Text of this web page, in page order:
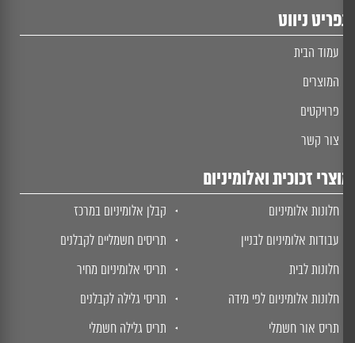
ניווט
עמוד הבית
המוצרים
פרויקטים
צור קשר
זכוכית ואלומיניום
חלונות אלומיניום
עבודות אלומיניום לבניין
חלונות לבית
חלונות אלומיניום לפי מידה
תריס אור חשמלי
קבלן אלומיניום במרכז
תריסים חשמליים לקבלנים
תריסי אלומיניום מחיר
תריסי גלילה לקבלנים
תריס גלילה חשמלי